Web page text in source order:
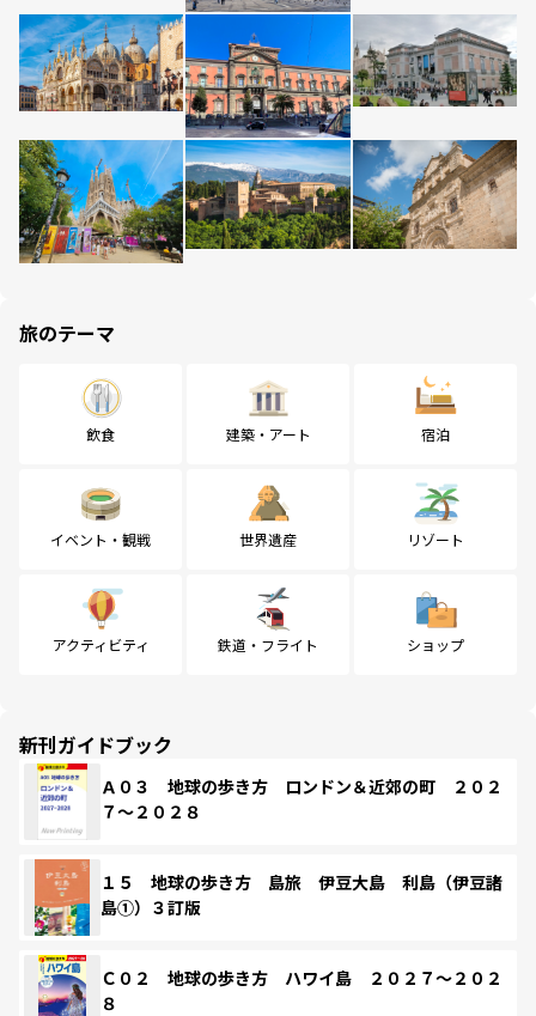
旅のテーマ
飲食 建築・アート 宿泊
イベント・観戦 世界遺産 リゾート
アクティビティ 鉄道・フライト ショップ
新刊ガイドブック
Ａ０３ 地球の歩き方 ロンドン＆近郊の町 ２０２
７～２０２８
１５ 地球の歩き方 島旅 伊豆大島 利島（伊豆諸
島①）３訂版
Ｃ０２ 地球の歩き方 ハワイ島 ２０２７～２０２
８